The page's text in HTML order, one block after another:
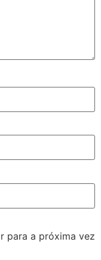
para a próxima vez